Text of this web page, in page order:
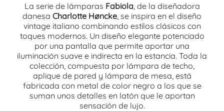
La serie de lámparas Fabiola, de la diseñadora
danesa Charlotte Høncke , se inspira en el diseño
vintage italiano combinando estilos clásicos con
toques modernos. Un diseño elegante potenciado
por una pantalla que permite aportar una
iluminación suave e indirecta en la estancia. Toda la
colección, compuesta por lámpara de techo,
aplique de pared y lámpara de mesa, está
fabricada con metal de color negro a los que se
suman unos detalles en latón que le aportan
sensación de lujo.